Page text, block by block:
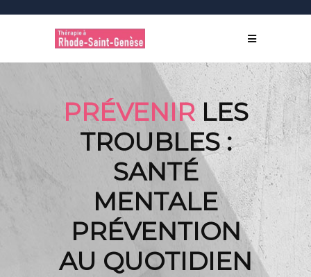
PRÉVENIRLES
TROUBLES :
SANTÉ
MENTALE
PRÉVENTION
AU QUOTIDIEN